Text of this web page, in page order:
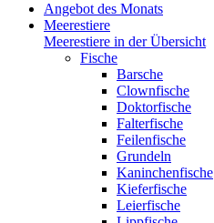
Angebot des Monats
Meerestiere
Meerestiere in der Übersicht
Fische
Barsche
Clownfische
Doktorfische
Falterfische
Feilenfische
Grundeln
Kaninchenfische
Kieferfische
Leierfische